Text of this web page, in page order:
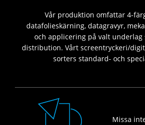
Vår produktion omfattar 4-
datafolieskärning, datagravyr,
och applicering på valt underlag
distribution. Vårt screentryckeri/
sorters standard- och
Missa